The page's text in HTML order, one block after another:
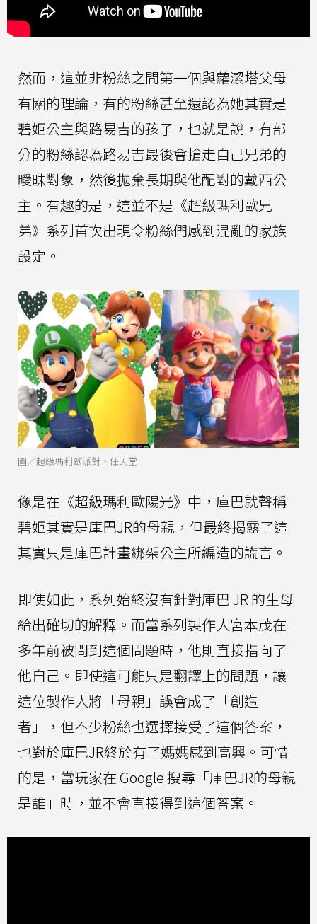
然而，這並非粉絲之間第一個與蘿潔塔父母
有關的理論，有的粉絲甚至還認為她其實是
碧姬公主與路易吉的孩子，也就是說，有部
分的粉絲認為路易吉最後會搶走自己兄弟的
曖昧對象，然後拋棄長期與他配對的戴西公
主。有趣的是，這並不是《超級瑪利歐兄
弟》系列首次出現令粉絲們感到混亂的家族
設定。
圖／超級瑪利歐派對、任天堂
像是在《超級瑪利歐陽光》中，庫巴就聲稱
碧姬其實是庫巴JR的母親，但最終揭露了這
其實只是庫巴計畫綁架公主所編造的謊言。
即使如此，系列始終沒有針對庫巴 JR 的生母
給出確切的解釋。而當系列製作人宮本茂在
多年前被問到這個問題時，他則直接指向了
他自己。即使這可能只是翻譯上的問題，讓
這位製作人將「母親」誤會成了「創造
者」，但不少粉絲也選擇接受了這個答案，
也對於庫巴JR終於有了媽媽感到高興。可惜
的是，當玩家在 Google 搜尋「庫巴JR的母親
是誰」時，並不會直接得到這個答案。